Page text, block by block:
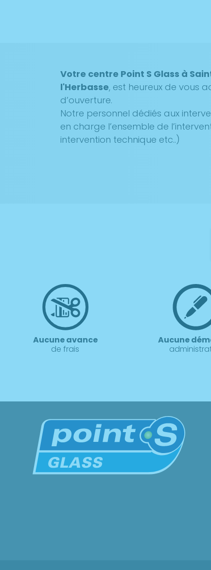
Votre centre Point S Glass à
l'Herbasse, est heureux de vous
d’ouverture.
Notre personnel dédiés aux
en charge l’ensemble de
intervention technique etc..)
Aucune avance
de frais
Aucune